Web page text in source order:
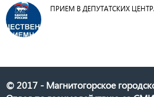
ПРИЕМ В ДЕПУТАТСКИХ
© 2017 - Магнитогорское